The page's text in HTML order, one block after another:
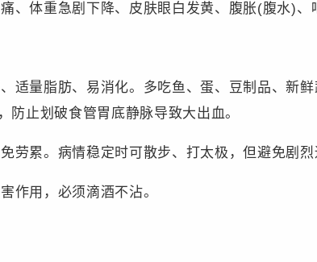
体重急剧下降、皮肤眼白发黄、腹胀(腹水)、
量脂肪、易消化。多吃鱼、蛋、豆制品、新鲜
止划破食管胃底静脉导致大出血。
累。病情稳定时可散步、打太极，但避免剧烈
用，必须滴酒不沾。